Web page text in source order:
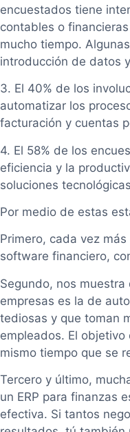
encuestados tiene
contables o
mucho tiempo.
introducción de datos
3. El 40% de los
automatizar los
facturación y cuentas
4. El 58% de los
eficiencia y la
soluciones
Por medio de estas
Primero, cada vez
software financiero,
Segundo, nos
empresas es la de
tediosas y que toman
empleados. El
mismo tiempo que se
Tercero y último,
un ERP para finanzas
efectiva. Si tantos